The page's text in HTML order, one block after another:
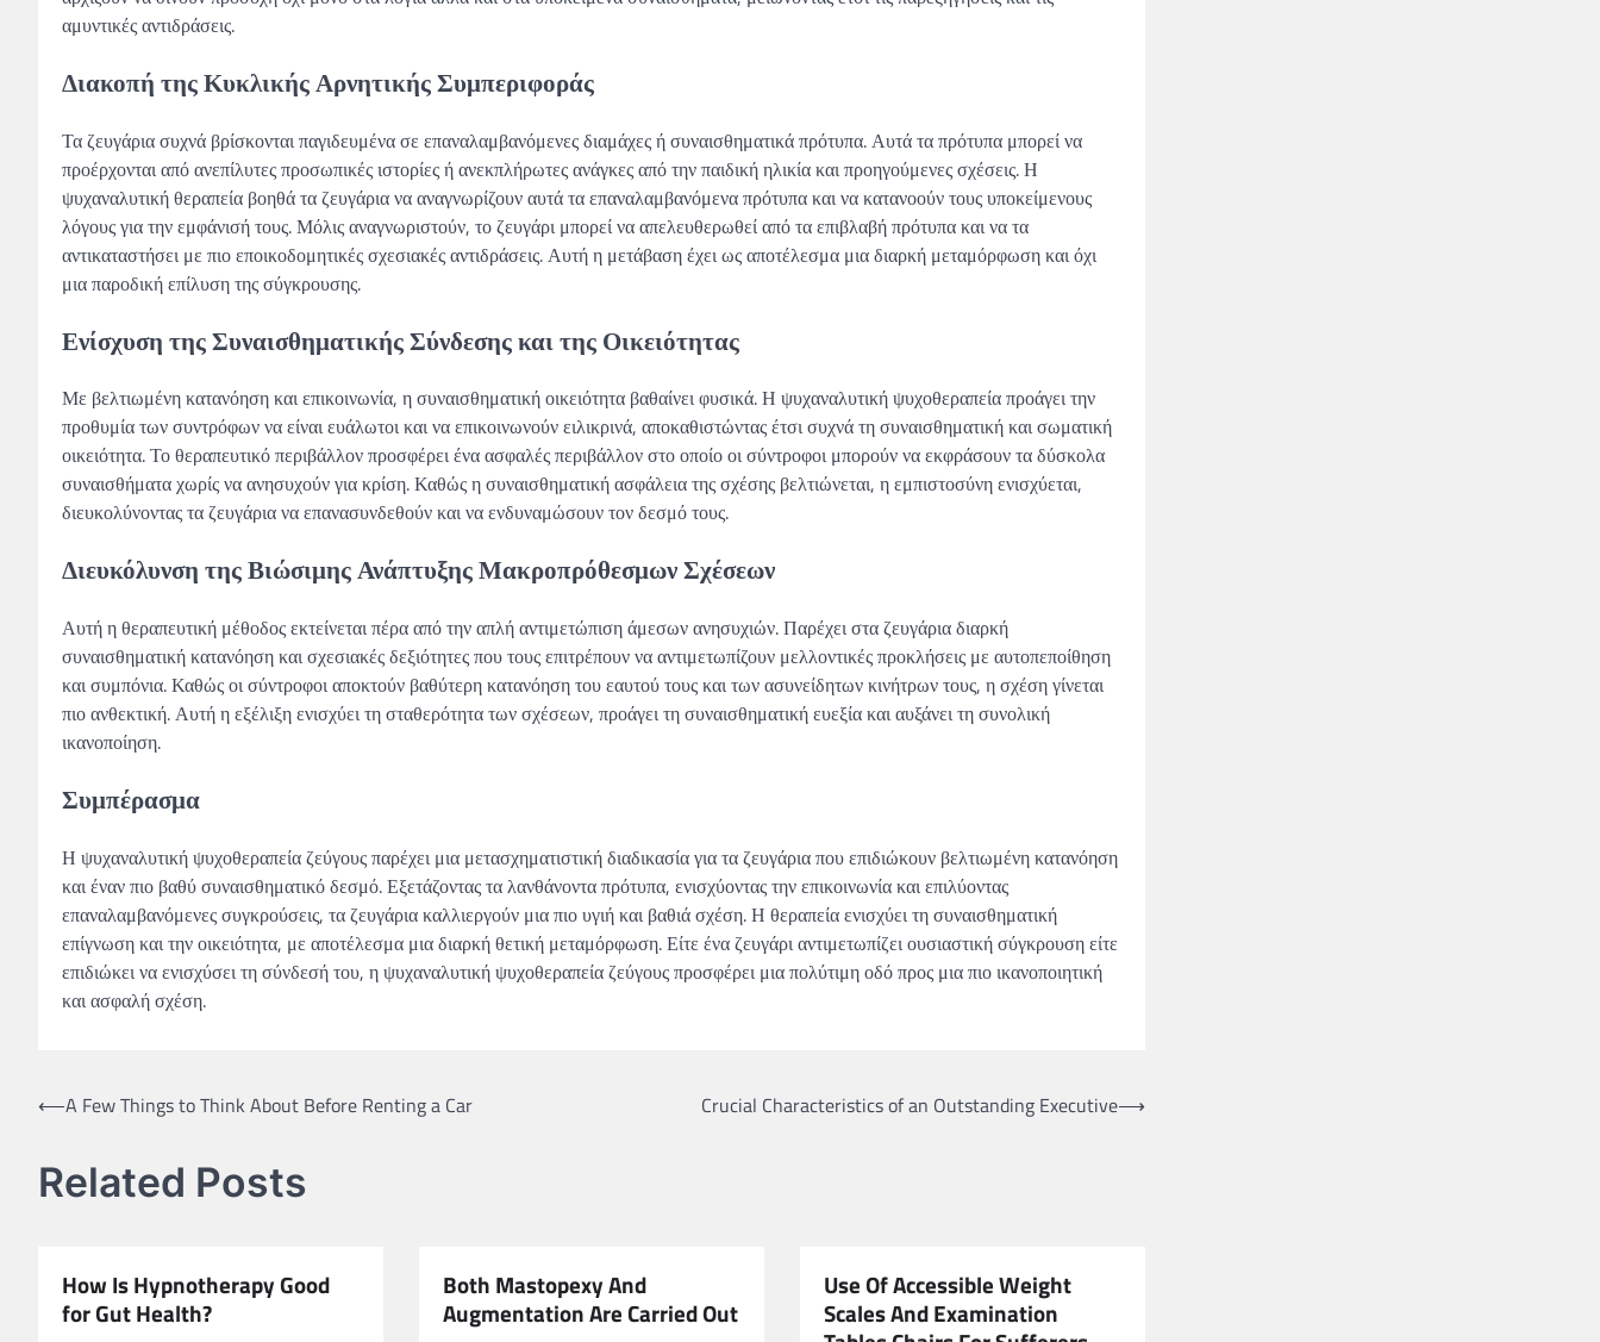
αμυντικές αντιδράσεις.
Διακοπή της Κυκλικής Αρνητικής Συμπεριφοράς
Τα ζευγάρια συχνά βρίσκονται παγιδευμένα σε επαναλαμβανόμενες διαμάχες ή συναισθηματικά πρότυπα. Αυτά τα πρότυπα μπορεί να
προέρχονται από ανεπίλυτες προσωπικές ιστορίες ή ανεκπλήρωτες ανάγκες από την παιδική ηλικία και προηγούμενες σχέσεις. Η
ψυχαναλυτική θεραπεία βοηθά τα ζευγάρια να αναγνωρίζουν αυτά τα επαναλαμβανόμενα πρότυπα και να κατανοούν τους υποκείμενους
λόγους για την εμφάνισή τους. Μόλις αναγνωριστούν, το ζευγάρι μπορεί να απελευθερωθεί από τα επιβλαβή πρότυπα και να τα
αντικαταστήσει με πιο εποικοδομητικές σχεσιακές αντιδράσεις. Αυτή η μετάβαση έχει ως αποτέλεσμα μια διαρκή μεταμόρφωση και όχι
μια παροδική επίλυση της σύγκρουσης.
Ενίσχυση της Συναισθηματικής Σύνδεσης και της Οικειότητας
Με βελτιωμένη κατανόηση και επικοινωνία, η συναισθηματική οικειότητα βαθαίνει φυσικά. Η ψυχαναλυτική ψυχοθεραπεία προάγει την
προθυμία των συντρόφων να είναι ευάλωτοι και να επικοινωνούν ειλικρινά, αποκαθιστώντας έτσι συχνά τη συναισθηματική και σωματική
οικειότητα. Το θεραπευτικό περιβάλλον προσφέρει ένα ασφαλές περιβάλλον στο οποίο οι σύντροφοι μπορούν να εκφράσουν τα δύσκολα
συναισθήματα χωρίς να ανησυχούν για κρίση. Καθώς η συναισθηματική ασφάλεια της σχέσης βελτιώνεται, η εμπιστοσύνη ενισχύεται,
διευκολύνοντας τα ζευγάρια να επανασυνδεθούν και να ενδυναμώσουν τον δεσμό τους.
Διευκόλυνση της Βιώσιμης Ανάπτυξης Μακροπρόθεσμων Σχέσεων
Αυτή η θεραπευτική μέθοδος εκτείνεται πέρα ​​από την απλή αντιμετώπιση άμεσων ανησυχιών. Παρέχει στα ζευγάρια διαρκή
συναισθηματική κατανόηση και σχεσιακές δεξιότητες που τους επιτρέπουν να αντιμετωπίζουν μελλοντικές προκλήσεις με αυτοπεποίθηση
και συμπόνια. Καθώς οι σύντροφοι αποκτούν βαθύτερη κατανόηση του εαυτού τους και των ασυνείδητων κινήτρων τους, η σχέση γίνεται
πιο ανθεκτική. Αυτή η εξέλιξη ενισχύει τη σταθερότητα των σχέσεων, προάγει τη συναισθηματική ευεξία και αυξάνει τη συνολική
ικανοποίηση.
Συμπέρασμα
Η ψυχαναλυτική ψυχοθεραπεία ζεύγους παρέχει μια μετασχηματιστική διαδικασία για τα ζευγάρια που επιδιώκουν βελτιωμένη κατανόηση
και έναν πιο βαθύ συναισθηματικό δεσμό. Εξετάζοντας τα λανθάνοντα πρότυπα, ενισχύοντας την επικοινωνία και επιλύοντας
επαναλαμβανόμενες συγκρούσεις, τα ζευγάρια καλλιεργούν μια πιο υγιή και βαθιά σχέση. Η θεραπεία ενισχύει τη συναισθηματική
επίγνωση και την οικειότητα, με αποτέλεσμα μια διαρκή θετική μεταμόρφωση. Είτε ένα ζευγάρι αντιμετωπίζει ουσιαστική σύγκρουση είτε
επιδιώκει να ενισχύσει τη σύνδεσή του, η ψυχαναλυτική ψυχοθεραπεία ζεύγους προσφέρει μια πολύτιμη οδό προς μια πιο ικανοποιητική
και ασφαλή σχέση.
Post
⟵A Few Things to Think About Before Renting a Car Crucial Characteristics of an Outstanding Executive⟶
Related Posts
How Is Hypnotherapy Good
for Gut Health?
Both Mastopexy And
Augmentation Are Carried Out
Use Of Accessible Weight
Scales And Examination